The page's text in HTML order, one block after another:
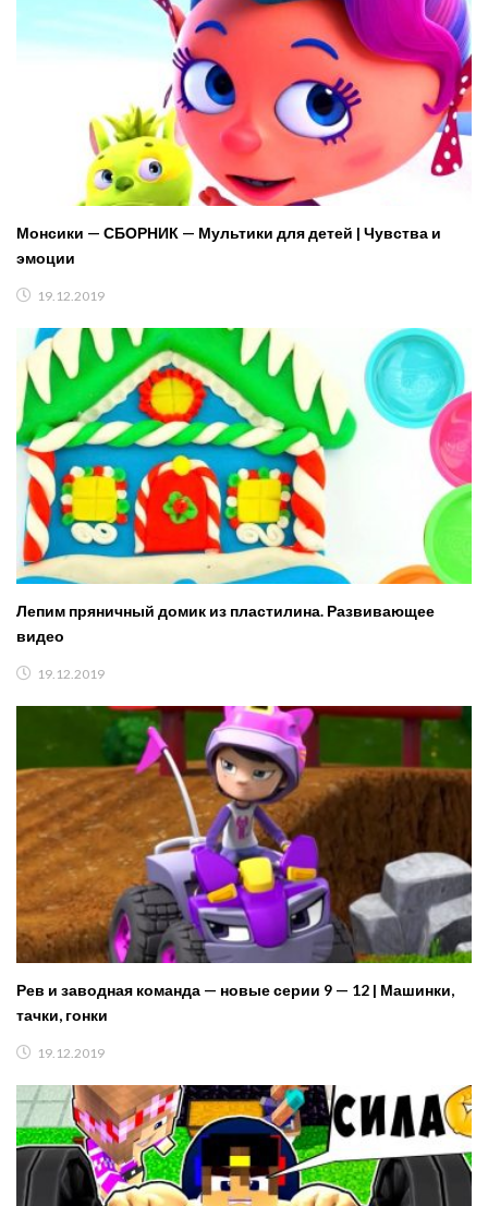
Монсики — СБОРНИК — Мультики для детей | Чувства и
эмоции
19.12.2019
Лепим пряничный домик из пластилина. Развивающее
видео
19.12.2019
Рев и заводная команда — новые серии 9 — 12 | Машинки,
тачки, гонки
19.12.2019